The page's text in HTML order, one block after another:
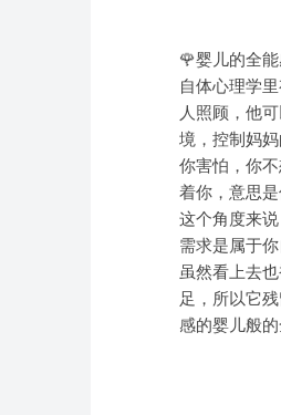
🌹婴儿的全
自体心理学
人照顾，他
境，控制妈
你害怕，你
着你，意思
这个角度来
需求是属于
虽然看上去
足，所以它
感的婴儿般的